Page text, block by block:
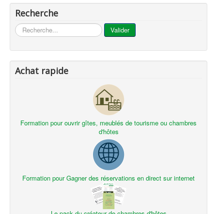
Recherche
... Valider
Achat rapide
Formation pour ouvrir gîtes, meublés de tourisme ou chambres
d'hôtes
Formation pour Gagner des réservations en direct sur internet